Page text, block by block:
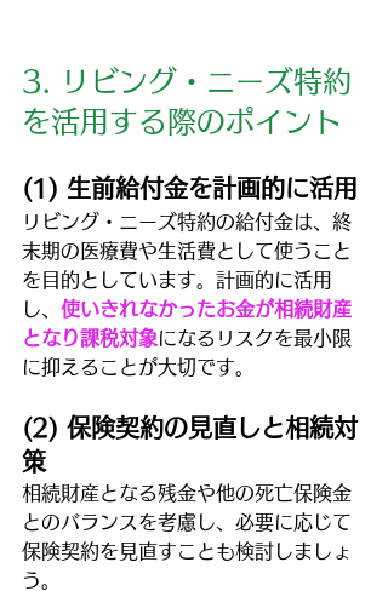
3. リビング・ニーズ特約
を活用する際のポイント
(1) 生前給付金を計画的に活用
リビング・ニーズ特約の給付金は、終
末期の医療費や生活費として使うこと
を目的としています。計画的に活用
し、 使いきれなかったお金が相続財産
となり課税対象になるリスクを最小限
に抑えることが大切です。
(2) 保険契約の見直しと相続対
策
相続財産となる残金や他の死亡保険金
とのバランスを考慮し、必要に応じて
保険契約を見直すことも検討しましょ
う。